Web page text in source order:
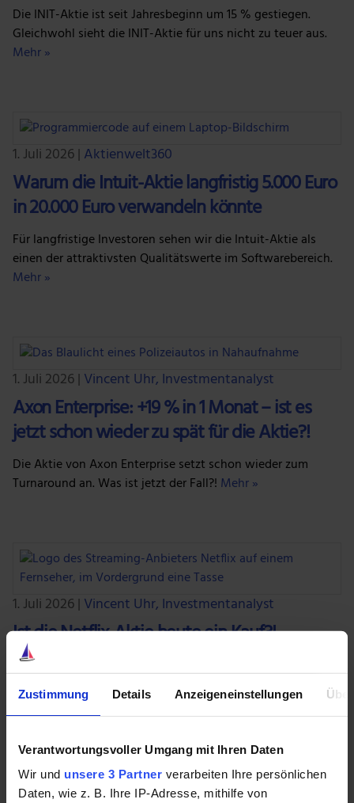
Zustimmung Details Anzeigeneinstellungen
Verantwortungsvoller Umgang mit Ihren Daten
Wir und unsere 3 Partner verarbeiten Ihre persönlichen
Daten, wie z. B. Ihre IP-Adresse, mithilfe von
Die INIT-Aktie ist seit Jahresbeginn um 15 % gestiegen.
Gleichwohl sieht die INIT-Aktie für uns nicht zu teuer aus.
Mehr »
1. Juli 2026 | Aktienwelt360
Warum die Intuit-Aktie langfristig 5.000 Euro
in 20.000 Euro verwandeln könnte
Für langfristige Investoren sehen wir die Intuit-Aktie als
einen der attraktivsten Qualitätswerte im Softwarebereich.
Mehr »
1. Juli 2026 | Vincent Uhr, Investmentanalyst
Axon Enterprise: +19 % in 1 Monat – ist es
jetzt schon wieder zu spät für die Aktie?!
Die Aktie von Axon Enterprise setzt schon wieder zum
Turnaround an. Was ist jetzt der Fall?! Mehr »
1. Juli 2026| Vincent Uhr, Investmentanalyst
Ist die Netflix-Aktie heute ein Kauf?!
Die Netflix-Aktie ist spannend. Aber auch günstig? Unter
1. Juli 2026|Aktienwelt360